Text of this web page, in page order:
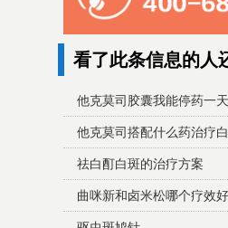
看了此条信息的人
他克莫司胶囊我能停药一
他克莫司搭配什么药治疗
祛白酊白斑的治疗方案
曲咪新和卤米松哪个疗效好